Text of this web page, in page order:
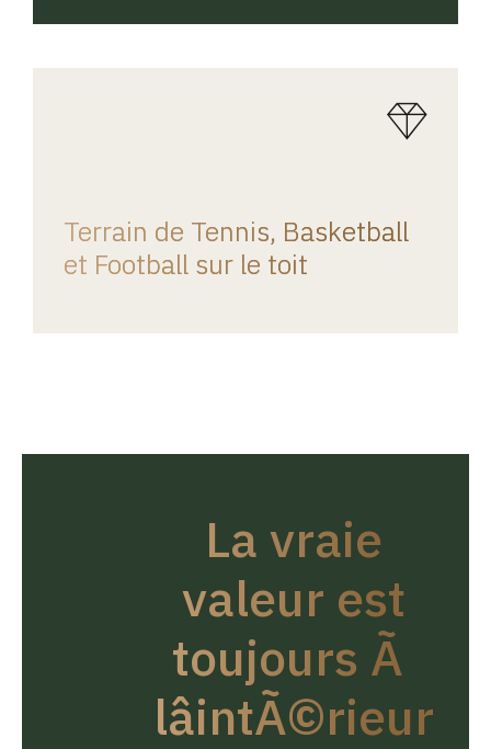
Terrain de Tennis, Basketball
et Football sur le toit
La vraie
valeur est
toujours Ã
lâintÃ©rieur